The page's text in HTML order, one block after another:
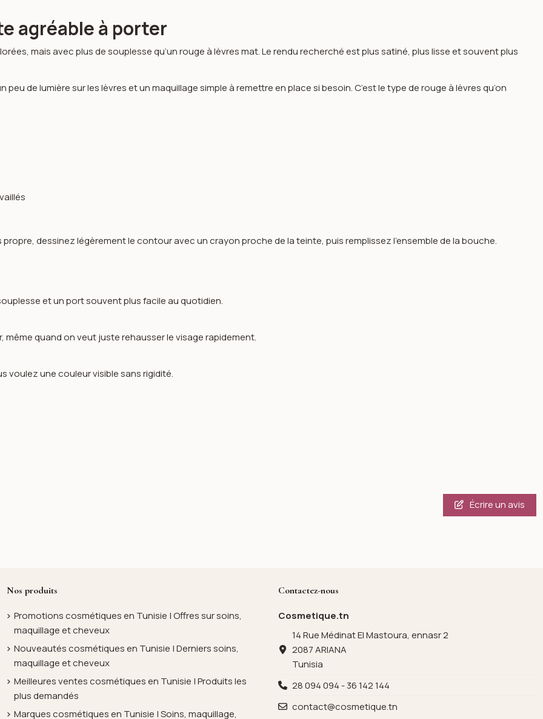
agréable à porter
mais avec plus de souplesse qu’un rouge à lèvres mat. Le rendu recherché est plus satiné, plus lisse et souvent plus
de lumière sur les lèvres et un maquillage simple à remettre en place si besoin. C’est le type de rouge à lèvres qu’on
dessinez légèrement le contour avec un crayon proche de la teinte, puis remplissez l’ensemble de la bouche.
et un port souvent plus facile au quotidien.
même quand on veut juste rehausser le visage rapidement.
voulez une couleur visible sans rigidité.
Écrire un avis
Nos produits
Promotions cosmétiques en Tunisie | Offres sur soins,
maquillage et cheveux
Nouveautés cosmétiques en Tunisie | Derniers soins,
maquillage et cheveux
Meilleures ventes cosmétiques en Tunisie | Produits les
plus demandés
Marques cosmétiques en Tunisie | Soins, maquillage,
Contactez-nous
Cosmetique.tn
14 Rue Médinat El Mastoura, ennasr 2
2087 ARIANA
Tunisia
28 094 094 - 36 142 144
contact@cosmetique.tn